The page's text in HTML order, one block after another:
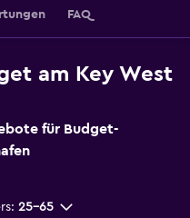
FAQ
am Key West
für Budget-
25-65